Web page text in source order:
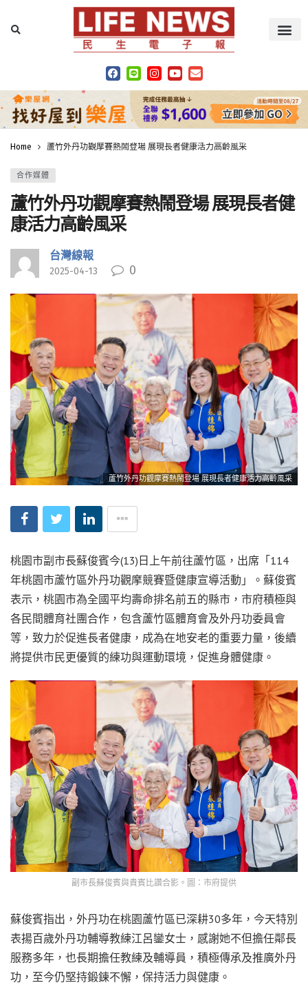
Home 蘆竹外丹功觀摩賽熱鬧登場 展現長者健康活力高齡風采
合作媒體
蘆竹外丹功觀摩賽熱鬧登場 展現長者健
康活力高齡風采
台灣線報
2025-04-13 0
蘆竹外丹功觀摩賽熱鬧登場 展現長者健康活力高齡風采
桃園市副市長蘇俊賓今(13)日上午前往蘆竹區，出席「114
年桃園市蘆竹區外丹功觀摩競賽暨健康宣導活動」。蘇俊賓
表示，桃園市為全國平均壽命排名前五的縣市，市府積極與
各民間體育社團合作，包含蘆竹區體育會及外丹功委員會
等，致力於促進長者健康，成為在地安老的重要力量，後續
將提供市民更優質的練功與運動環境，促進身體健康。
副市長蘇俊賓與貴賓比讚合影。圖：市府提供
蘇俊賓指出，外丹功在桃園蘆竹區已深耕30多年，今天特別
表揚百歲外丹功輔導教練江呂鑾女士，感謝她不但擔任鄰長
服務多年，也長期擔任教練及輔導員，積極傳承及推廣外丹
功，至今仍堅持鍛鍊不懈，保持活力與健康。